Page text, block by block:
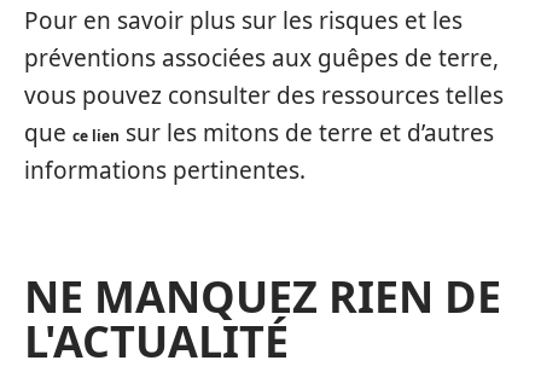
Pour en savoir plus sur les risques et les
préventions associées aux guêpes de terre,
vous pouvez consulter des ressources telles
que ce lien sur les mitons de terre et d’autres
informations pertinentes.
NE MANQUEZ RIEN DE
L'ACTUALITÉ